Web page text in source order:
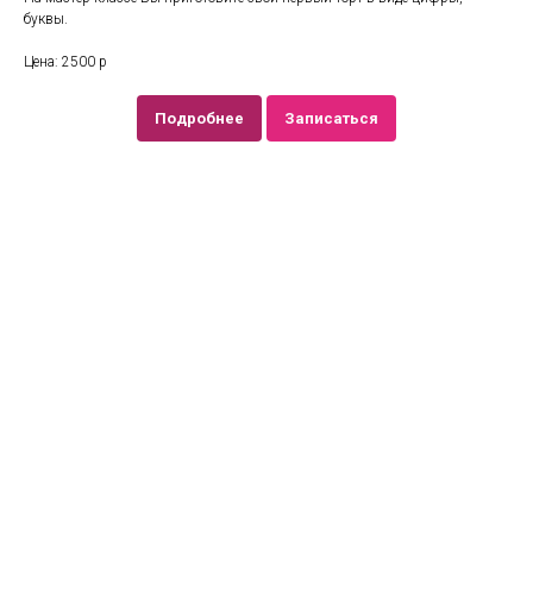
буквы.
Цена: 2500 р
Подробнее Записаться